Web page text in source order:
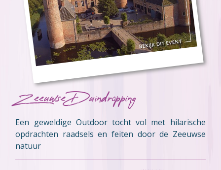
Zeeuwse Duindropping
Een geweldige Outdoor tocht vol met hilarische
opdrachten raadsels en feiten door de Zeeuwse
natuur